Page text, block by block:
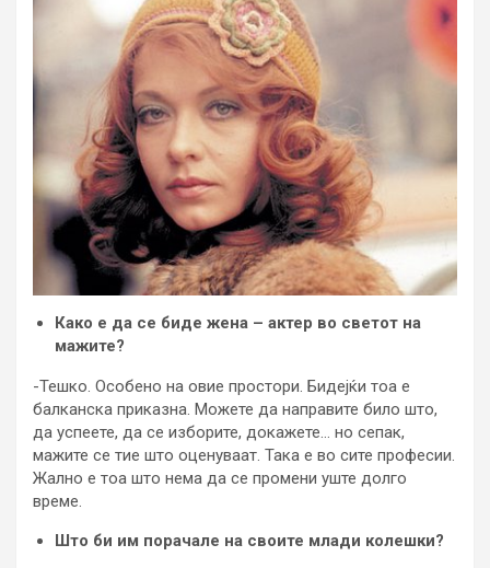
Како е да се биде жена – актер во светот на
мажите?
-Тешко. Особено на овие простори. Бидејќи тоа е
балканска приказна. Можете да направите било што,
да успеете, да се изборите, докажете… но сепак,
мажите се тие што оценуваат. Така е во сите професии.
Жално е тоа што нема да се промени уште долго
време.
Што би им порачале на своите млади колешки?